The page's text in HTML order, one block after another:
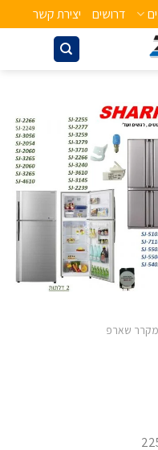
דרושים יצירת קשר
שארפ